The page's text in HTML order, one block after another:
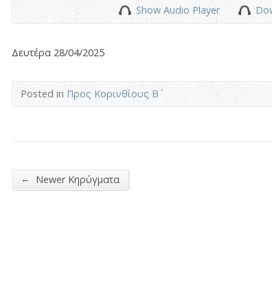
Show Audio Player
Δευτέρα 28/04/2025
Posted inΠρος Κορινθίους Β΄
← Newer Κηρύγματα